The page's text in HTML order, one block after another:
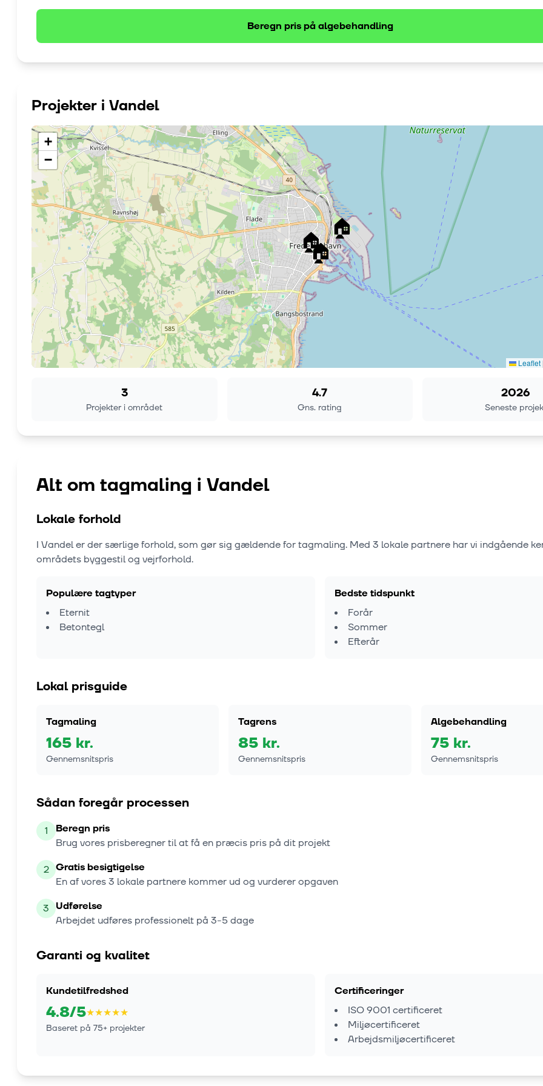
Beregn pris påalgebehandling
Projekter i Vandel
🏠
🏠 🏠
+
−
Leaflet
3
Projekter i området
4.7
Gns. rating
2026
Seneste
Alt om tagmaling i Vandel
Lokale forhold
I Vandeler der særlige forhold, som gør sig gældende for tagmaling. Med 3 lokale partnere har vi indgående
områdets byggestil og vejrforhold.
Populære tagtyper
Eternit
Betontegl
Bedste tidspunkt
Forår
Sommer
Efterår
Lokal prisguide
Tagmaling
165 kr.
Gennemsnitspris
Tagrens
85 kr.
Gennemsnitspris
Algebehandling
75kr.
Gennemsnitspris
Sådan foregår processen
1
Beregn pris
Brug vores prisberegner til at få en præcis pris på dit projekt
2 Gratis besigtigelse
En af vores3 lokale partnere kommer ud og vurderer opgaven
3 Udførelse
Arbejdet udføres professionelt på 3-5 dage
Garanti og kvalitet
Kundetilfredshed
4.8/5★★★★★
Baseret på 75+ projekter
Certificeringer
ISO 9001 certificeret
Miljøcertificeret
Arbejdsmiljøcertificeret